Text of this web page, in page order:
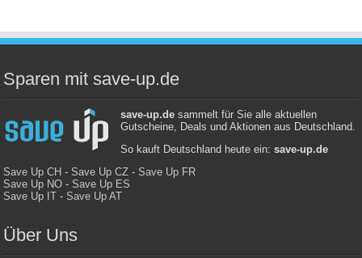
Sparen mit save-up.de
save-up.desammelt für Sie alle aktuellen
Gutscheine, Deals und Aktionen aus Deutschland.
So kauft Deutschland heute ein: save-up.de
Save Up CH -Save Up CZ -Save Up FR
Save Up NO -Save Up ES
Save Up IT -Save Up AT
Über Uns